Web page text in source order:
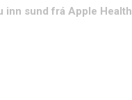
inn sund frá Apple Health